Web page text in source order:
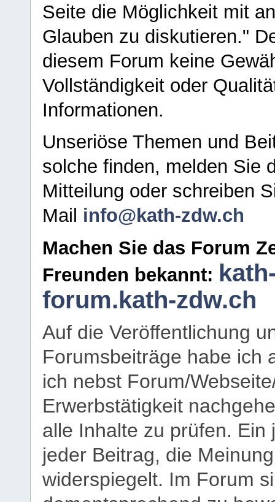
Seite die Möglichkeit mit
Glauben zu diskutieren."
diesem Forum keine
Vollständigkeit oder
Informationen.
Unseriöse Themen und
solche finden, melden Sie
Mitteilung oder schreiben
Mail info@kath-zdw.ch
Machen Sie das Forum
Freunden bekannt:
forum.kath-zdw.ch
Auf die Veröffentlichung
Forumsbeiträge habe ich
ich nebst Forum/
Erwerbstätigkeit
alle Inhalte zu prüfen.
jeder Beitrag, die
widerspiegelt. Im Forum